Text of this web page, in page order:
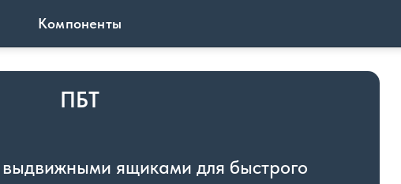
Компоненты
ПБТ
ящиками для быстрого